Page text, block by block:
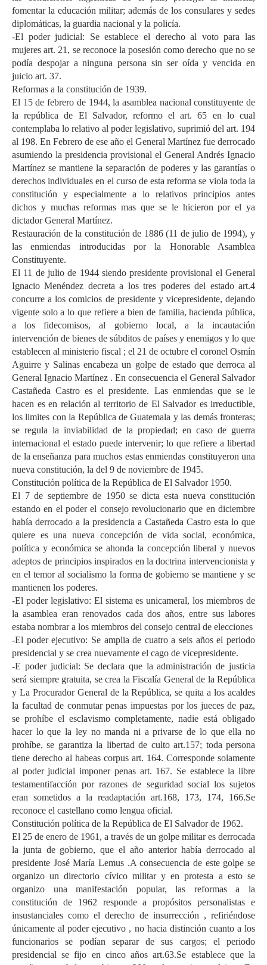
fomentar la educación militar; además de los consulares y sedes
diplomáticas, la guardia nacional y la policía.
-El poder judicial: Se establece el derecho al voto para las
mujeres art. 21, se reconoce la posesión como derecho que no se
podía despojar a ninguna persona sin ser oída y vencida en
juicio art. 37.
Reformas a la constitución de 1939.
El 15 de febrero de 1944, la asamblea nacional constituyente de
la república de El Salvador, reformo el art. 65 en lo cual
contemplaba lo relativo al poder legislativo, suprimió del art. 194
al 198. En Febrero de ese año el General Martínez fue derrocado
asumiendo la presidencia provisional el General Andrés Ignacio
Martínez se mantiene la separación de poderes y las garantías o
derechos individuales en el curso de esta reforma se viola toda la
constitución y especialmente a lo relativos principios antes
dichos y muchas reformas mas que se le hicieron por el ya
dictador General Martínez.
Restauración de la constitución de 1886 (11 de julio de 1994), y
las enmiendas introducidas por la Honorable Asamblea
Constituyente.
El 11 de julio de 1944 siendo presidente provisional el General
Ignacio Menéndez decreta a los tres poderes del estado art.4
concurre a los comicios de presidente y vicepresidente, dejando
vigente solo a lo que refiere a bien de familia, hacienda pública,
a los fidecomisos, al gobierno local, a la incautación
intervención de bienes de súbditos de países y enemigos y lo que
establecen al ministerio fiscal ; el 21 de octubre el coronel Osmín
Aguirre y Salinas encabeza un golpe de estado que derroca al
General Ignacio Martínez . En consecuencia el General Salvador
Castañeda Castro es el presidente. Las enmiendas que se le
hacen es en relación al territorio de El Salvador es irreductible,
los limites con la República de Guatemala y las demás fronteras;
se regula la inviabilidad de la propiedad; en caso de guerra
internacional el estado puede intervenir; lo que refiere a libertad
de la enseñanza para muchos estas enmiendas constituyeron una
nueva constitución, la del 9 de noviembre de 1945.
Constitución política de la República de El Salvador 1950.
El 7 de septiembre de 1950 se dicta esta nueva constitución
estando en el poder el consejo revolucionario que en diciembre
había derrocado a la presidencia a Castañeda Castro esta lo que
quiere es una nueva concepción de vida social, económica,
política y económica se ahonda la concepción liberal y nuevos
adeptos de principios inspirados en la doctrina intervencionista y
en el temor al socialismo la forma de gobierno se mantiene y se
mantienen los poderes.
-El poder legislativo: El sistema es unicameral, los miembros de
la asamblea eran renovados cada dos años, entre sus labores
estaba nombrar a los miembros del consejo central de elecciones
-El poder ejecutivo: Se amplia de cuatro a seis años el periodo
presidencial y se crea nuevamente el cago de vicepresidente.
-E poder judicial: Se declara que la administración de justicia
será siempre gratuita, se crea la Fiscalía General de la República
y La Procurador General de la República, se quita a los acaldes
la facultad de conmutar penas impuestas por los jueces de paz,
se prohíbe el esclavismo completamente, nadie está obligado
hacer lo que la ley no manda ni a privarse de lo que ella no
prohíbe, se garantiza la libertad de culto art.157; toda persona
tiene derecho al habeas corpus art. 164. Corresponde solamente
al poder judicial imponer penas art. 167. Se establece la libre
testamentifacción por razones de seguridad social los sujetos
eran sometidos a la readaptación art.168, 173, 174, 166.Se
reconoce el castellano como lengua oficial.
Constitución política de la República de El Salvador de 1962.
El 25 de enero de 1961, a través de un golpe militar es derrocada
la junta de gobierno, que el año anterior había derrocado al
presidente José María Lemus .A consecuencia de este golpe se
organizo un directorio cívico militar y en protesta a esto se
organizo una manifestación popular, las reformas a la
constitución de 1962 responde a propósitos personalistas e
insustanciales como el derecho de insurrección , refiriéndose
únicamente al poder ejecutivo , no hacia distinción cuanto a los
funcionarios se podían separar de sus cargos; el periodo
presidencial se fijo en cinco años art.63.Se establece que la